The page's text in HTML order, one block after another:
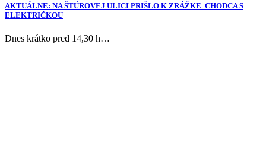
AKTUÁLNE: NA ŠTÚROVEJ ULICI PRIŠLO K ZRÁŽKE CHODCA S
ELEKTRIČKOU
Dnes krátko pred 14,30 h…